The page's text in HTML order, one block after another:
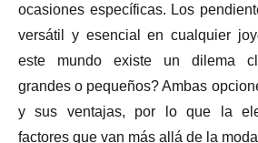
ocasiones específicas. Los
versátil y esencial en cualquier
este mundo existe un dilema
grandes o pequeños? Ambas
y sus ventajas, por lo que la
factores que van más allá de la